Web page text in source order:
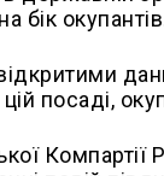
бік
посаді,
Компартії